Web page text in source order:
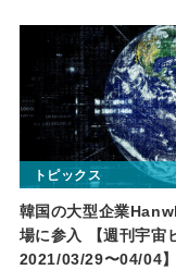
トピックス
韓国の大型企業
場に参入 【週刊宇宙
2021/03/29〜04/04】